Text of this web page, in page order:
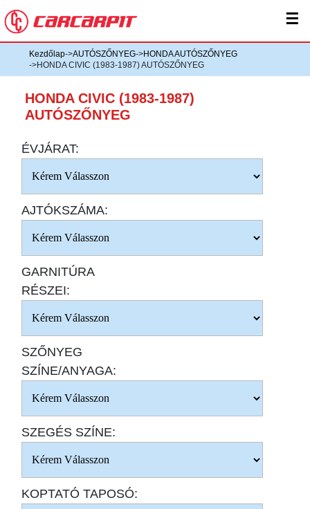
☰
Kezdőlap->AUTÓSZŐNYEG->HONDA AUTÓSZŐNYEG
->HONDA CIVIC (1983-1987) AUTÓSZŐNYEG
HONDA CIVIC (1983-1987)
AUTÓSZŐNYEG
ÉVJÁRAT:
AJTÓKSZÁMA:
GARNITÚRA
RÉSZEI:
SZŐNYEG
SZÍNE/ANYAGA:
SZEGÉS SZÍNE:
KOPTATÓ TAPOSÓ: